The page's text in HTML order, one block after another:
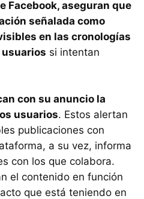
Facebook, aseguran que
señalada como
en las cronologías
si intentan
con su anuncio la
usuarios. Estos alertan
publicaciones con
a su vez, informa
con los que colabora.
el contenido en función
que está teniendo en